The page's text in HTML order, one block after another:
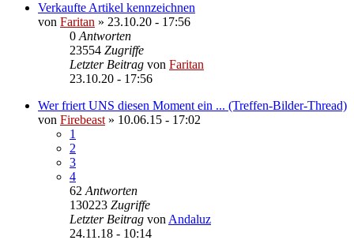
Verkaufte Artikel kennzeichnen
von Faritan » 23.10.20 - 17:56
0 Antworten
23554 Zugriffe
Letzter Beitrag von Faritan
23.10.20 - 17:56
Wer friert UNS diesen Moment ein ... (Treffen-Bilder-Thread)
von Firebeast » 10.06.15 - 17:02
1
2
3
4
62 Antworten
130223 Zugriffe
Letzter Beitrag von Andaluz
24.11.18 - 10:14